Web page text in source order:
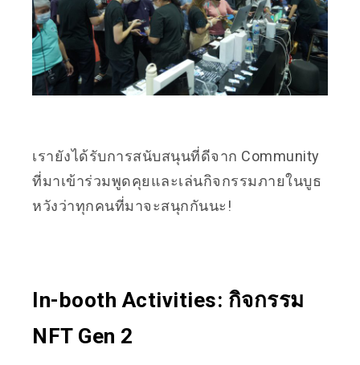
เรายังได้รับการสนับสนุนที่ดีจาก Community
ที่มาเข้าร่วมพูดคุยและเล่นกิจกรรมภายในบูธ
หวังว่าทุกคนที่มาจะสนุกกันนะ!
In-booth Activities: กิจกรรม
NFT Gen 2